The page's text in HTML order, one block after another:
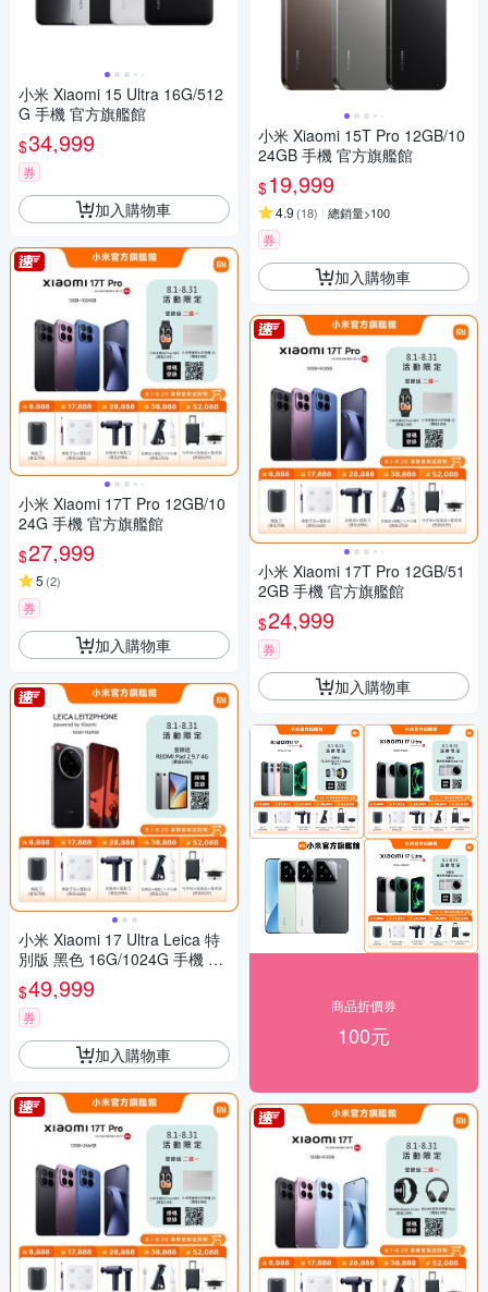
小米 Xiaomi 15 Ultra 16G/512
G 手機 官方旗艦館
$34,999
券
加入購物車
小米 Xiaomi 17T Pro 12GB/10
24G 手機 官方旗艦館
$27,999
5 (2)
券
加入購物車
小米 Xiaomi 17 Ultra Leica 特
別版 黑色 16G/1024G 手機 官
方旗艦館
$49,999
券
加入購物車
小米 Xiaomi 15T Pro 12GB/10
24GB 手機 官方旗艦館
$19,999
4.9 (18) 總銷量>100
券
加入購物車
小米 Xiaomi 17T Pro 12GB/51
2GB 手機 官方旗艦館
$24,999
券
加入購物車
商品折價券
100元